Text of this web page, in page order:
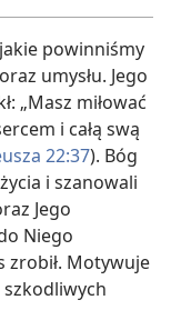
powinniśmy
umysłu. Jego
„Masz miłować
i całą swą
22:37). Bóg
i szanowali
Jego
Niego
zrobił. Motywuje